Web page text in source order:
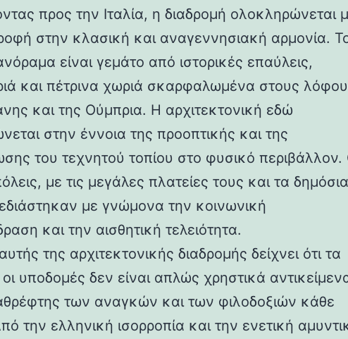
προς την Ιταλία, η διαδρομή ολοκληρώνεται
στην κλασική και αναγεννησιακή αρμονία.
είναι γεμάτο από ιστορικές επαύλεις,
και πέτρινα χωριά σκαρφαλωμένα στους
και της Ούμπρια. Η αρχιτεκτονική εδώ
στην έννοια της προοπτικής και της
του τεχνητού τοπίου στο φυσικό περιβάλλον.
με τις μεγάλες πλατείες τους και τα δημόσια
με γνώμονα την κοινωνική
και την αισθητική τελειότητα.
της αρχιτεκτονικής διαδρομής δείχνει ότι τα
οι υποδομές δεν είναι απλώς χρηστικά
των αναγκών και των φιλοδοξιών κάθε
την ελληνική ισορροπία και την ενετική